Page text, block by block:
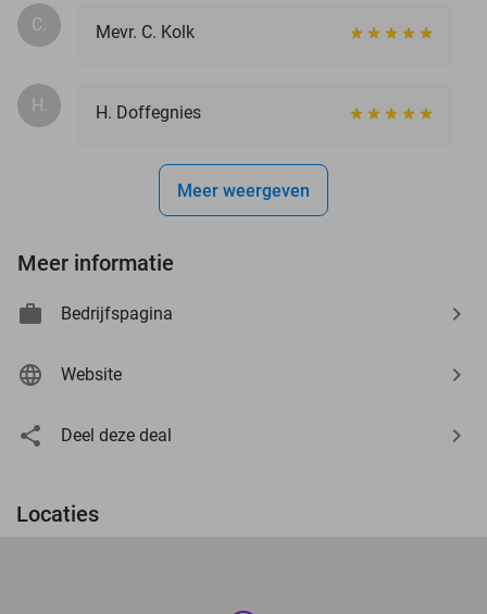
C. Mevr. C. Kolk
H. H. Doffegnies
Meer weergeven
Meer informatie
Bedrijfspagina
Website
Deel deze deal
Locaties